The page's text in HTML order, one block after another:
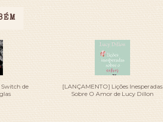
de
[LANÇAMENTO] Lições Inesperadas
Sobre O Amor de Lucy Dillon